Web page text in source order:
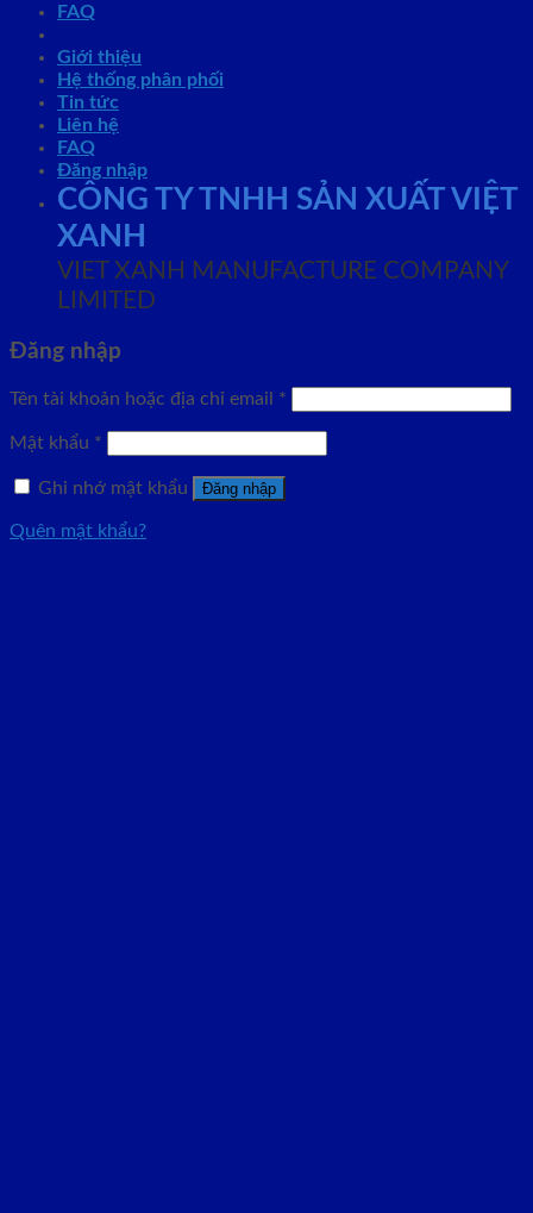
FAQ
Giới thiệu
Hệ thống phân phối
Tin tức
Liên hệ
FAQ
Đăng nhập
CÔNG TY TNHH SẢN XUẤT VIỆT
XANH
VIET XANH MANUFACTURE COMPANY
LIMITED
Đăng nhập
Tên tài khoản hoặc địa chỉ email *
Mật khẩu *
Ghi nhớ mật khẩu Đăng nhập
Quên mật khẩu?